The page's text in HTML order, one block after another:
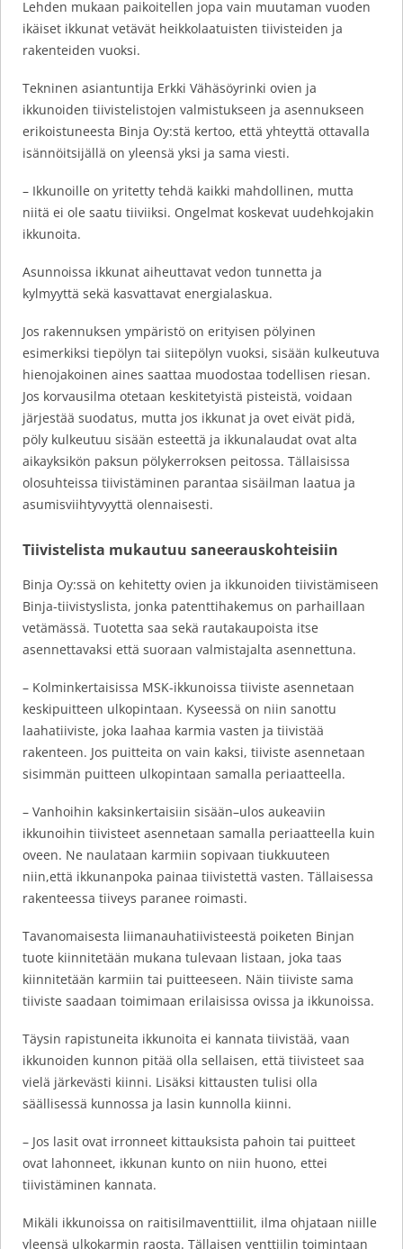
Lehden mukaan paikoitellen jopa vain muutaman vuoden
ikäiset ikkunat vetävät heikkolaatuisten tiivisteiden ja
rakenteiden vuoksi.
Tekninen asiantuntija Erkki Vähäsöyrinki ovien ja
ikkunoiden tiivistelistojen valmistukseen ja asennukseen
erikoistuneesta Binja Oy:stä kertoo, että yhteyttä ottavalla
isännöitsijällä on yleensä yksi ja sama viesti.
– Ikkunoille on yritetty tehdä kaikki mahdollinen, mutta
niitä ei ole saatu tiiviiksi. Ongelmat koskevat uudehkojakin
ikkunoita.
Asunnoissa ikkunat aiheuttavat vedon tunnetta ja
kylmyyttä sekä kasvattavat energialaskua.
Jos rakennuksen ympäristö on erityisen pölyinen
esimerkiksi tiepölyn tai siitepölyn vuoksi, sisään kulkeutuva
hienojakoinen aines saattaa muodostaa todellisen riesan.
Jos korvausilma otetaan keskitetyistä pisteistä, voidaan
järjestää suodatus, mutta jos ikkunat ja ovet eivät pidä,
pöly kulkeutuu sisään esteettä ja ikkunalaudat ovat alta
aikayksikön paksun pölykerroksen peitossa. Tällaisissa
olosuhteissa tiivistäminen parantaa sisäilman laatua ja
asumisviihtyvyyttä olennaisesti.
Tiivistelista mukautuu saneerauskohteisiin
Binja Oy:ssä on kehitetty ovien ja ikkunoiden tiivistämiseen
Binja-tiivistyslista, jonka patenttihakemus on parhaillaan
vetämässä. Tuotetta saa sekä rautakaupoista itse
asennettavaksi että suoraan valmistajalta asennettuna.
– Kolminkertaisissa MSK-ikkunoissa tiiviste asennetaan
keskipuitteen ulkopintaan. Kyseessä on niin sanottu
laahatiiviste, joka laahaa karmia vasten ja tiivistää
rakenteen. Jos puitteita on vain kaksi, tiiviste asennetaan
sisimmän puitteen ulkopintaan samalla periaatteella.
– Vanhoihin kaksinkertaisiin sisään–ulos aukeaviin
ikkunoihin tiivisteet asennetaan samalla periaatteella kuin
oveen. Ne naulataan karmiin sopivaan tiukkuuteen
niin,että ikkunanpoka painaa tiivistettä vasten. Tällaisessa
rakenteessa tiiveys paranee roimasti.
Tavanomaisesta liimanauhatiivisteestä poiketen Binjan
tuote kiinnitetään mukana tulevaan listaan, joka taas
kiinnitetään karmiin tai puitteeseen. Näin tiiviste sama
tiiviste saadaan toimimaan erilaisissa ovissa ja ikkunoissa.
Täysin rapistuneita ikkunoita ei kannata tiivistää, vaan
ikkunoiden kunnon pitää olla sellaisen, että tiivisteet saa
vielä järkevästi kiinni. Lisäksi kittausten tulisi olla
säällisessä kunnossa ja lasin kunnolla kiinni.
– Jos lasit ovat irronneet kittauksista pahoin tai puitteet
ovat lahonneet, ikkunan kunto on niin huono, ettei
tiivistäminen kannata.
Mikäli ikkunoissa on raitisilmaventtiilit, ilma ohjataan niille
yleensä ulkokarmin raosta. Tällaisen venttiilin toimintaan